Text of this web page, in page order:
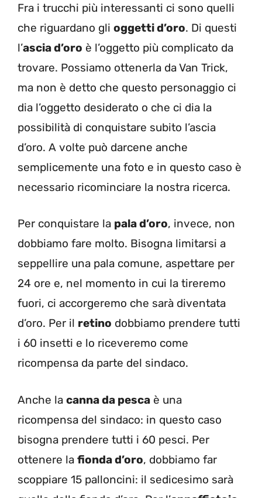
Fra i trucchi più interessanti ci sono quelli
che riguardano gli oggetti d’oro. Di questi
l’ascia d’oro è l’oggetto più complicato da
trovare. Possiamo ottenerla da Van Trick,
ma non è detto che questo personaggio ci
dia l’oggetto desiderato o che ci dia la
possibilità di conquistare subito l’ascia
d’oro. A volte può darcene anche
semplicemente una foto e in questo caso è
necessario ricominciare la nostra ricerca.
Per conquistare la pala d’oro, invece, non
dobbiamo fare molto. Bisogna limitarsi a
seppellire una pala comune, aspettare per
24 ore e, nel momento in cui la tireremo
fuori, ci accorgeremo che sarà diventata
d’oro. Per il retino dobbiamo prendere tutti
i 60 insetti e lo riceveremo come
ricompensa da parte del sindaco.
Anche la canna da pesca è una
ricompensa del sindaco: in questo caso
bisogna prendere tutti i 60 pesci. Per
ottenere la fionda d’oro, dobbiamo far
scoppiare 15 palloncini: il sedicesimo sarà